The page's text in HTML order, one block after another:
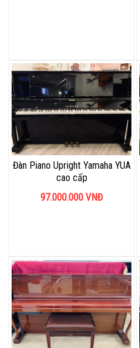
Đàn Piano Upright Yamaha YUA
cao cấp
97.000.000 VNĐ